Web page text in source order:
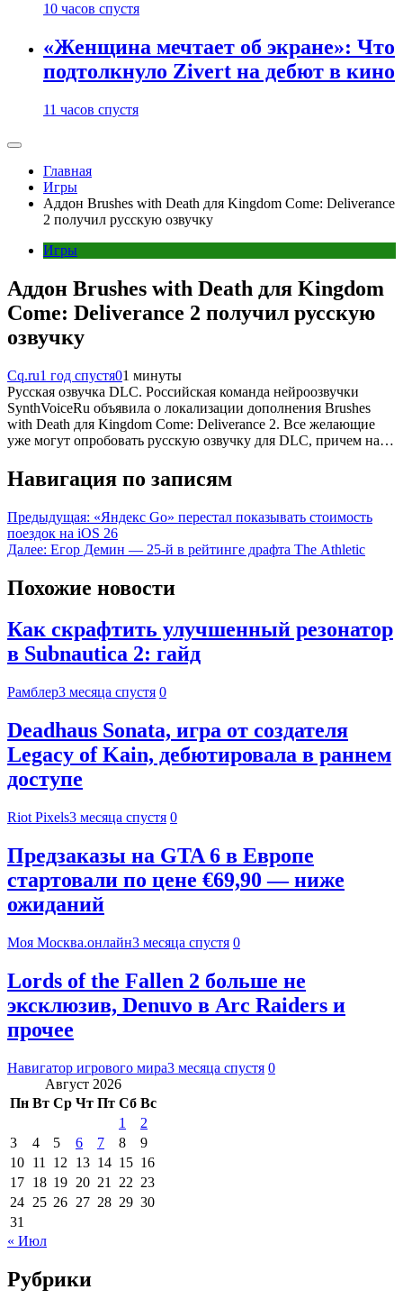
10 часов спустя
«Женщина мечтает об экране»: Что
подтолкнуло Zivert на дебют в кино
11 часов спустя
Главная
Игры
Аддон Brushes with Death для Kingdom Come: Deliverance
2 получил русскую озвучку
Игры
Аддон Brushes with Death для Kingdom
Come: Deliverance 2 получил русскую
озвучку
Cq.ru1 год спустя01 минуты
Русская озвучка DLC. Российская команда нейроозвучки
SynthVoiceRu объявила о локализации дополнения Brushes
with Death для Kingdom Come: Deliverance 2. Все желающие
уже могут опробовать русскую озвучку для DLC, причем на…
Навигация по записям
Предыдущая: «Яндекс Go» перестал показывать стоимость
поездок на iOS 26
Далее: Егор Демин — 25-й в рейтинге драфта The Athletic
Похожие новости
Как скрафтить улучшенный резонатор
в Subnautica 2: гайд
Рамблер3 месяца спустя 0
Deadhaus Sonata, игра от создателя
Legacy of Kain, дебютировала в раннем
доступе
Riot Pixels3 месяца спустя 0
Предзаказы на GTA 6 в Европе
стартовали по цене €69,90 — ниже
ожиданий
Моя Москва.онлайн3 месяца спустя 0
Lords of the Fallen 2 больше не
эксклюзив, Denuvo в Arc Raiders и
прочее
Навигатор игрового мира3 месяца спустя 0
Август 2026
Пн Вт Ср Чт Пт Сб Вс
1
2
3
4 5 6 7 8
9
10 11 12 13 14 15 16
17 18 19 20 21 22 23
24 25 26 27 28 29 30
31
« Июл
Рубрики